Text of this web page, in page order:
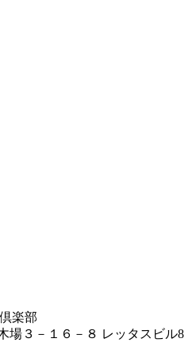
楽部
場３－１６－８ レッタスビル8